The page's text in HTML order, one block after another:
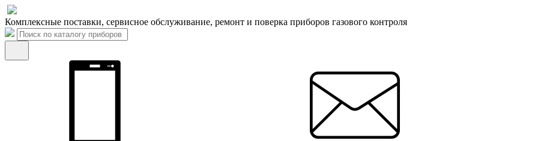
Комплексные поставки, сервисное обслуживание, ремонт и поверка приборов газового контроля